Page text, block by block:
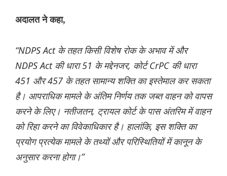
अदालत ने कहा,
“NDPS Act के तहत किसी विशेष रोक के अभाव में और
NDPS Act की धारा 51 के मद्देनजर, कोर्ट CrPC की धारा
451 और 457 के तहत सामान्य शक्ति का इस्तेमाल कर सकता
है। आपराधिक मामले के अंतिम निर्णय तक जब्त वाहन को वापस
करने के लिए। नतीजतन, ट्रायल कोर्ट के पास अंतरिम में वाहन
को रिहा करने का विवेकाधिकार है। हालांकि, इस शक्ति का
प्रयोग प्रत्येक मामले के तथ्यों और परिस्थितियों में कानून के
अनुसार करना होगा।”